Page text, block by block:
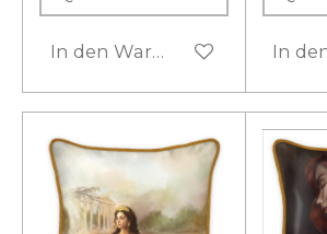
In den Warenkorb In